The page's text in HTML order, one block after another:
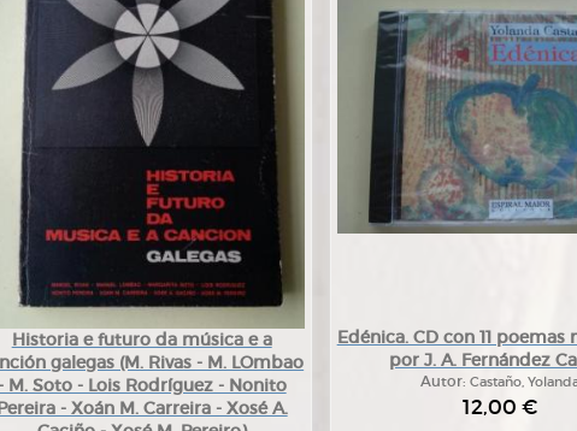
Historia e futuro da música e a
galegas (M. Rivas - M. LOmbao
- M. Soto - Lois Rodríguez - Nonito
- Xoán M. Carreira - Xosé A.
Edénica. CD con 11 poemas
por J. A. Fernández
Autor: Castaño,
12,00 €